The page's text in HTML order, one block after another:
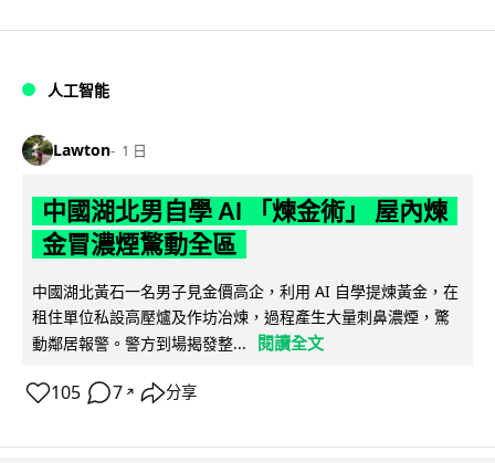
人工智能
Lawton 1 日
中國湖北男自學 AI 「煉金術」 屋內煉
金冒濃煙驚動全區
中國湖北黃石一名男子見金價高企，利用 AI 自學提煉黃金，在
租住單位私設高壓爐及作坊冶煉，過程產生大量刺鼻濃煙，驚
動鄰居報警。警方到場揭發整...
閱讀全文
105 7 ↗ 分享